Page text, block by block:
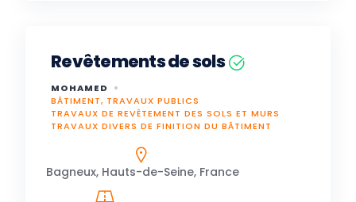
Revêtements de sols
MOHAMED
BÂTIMENT, TRAVAUX PUBLICS
TRAVAUX DE REVÊTEMENT DES SOLS ET MURS
TRAVAUX DIVERS DE FINITION DU BÂTIMENT
Bagneux, Hauts-de-Seine, France